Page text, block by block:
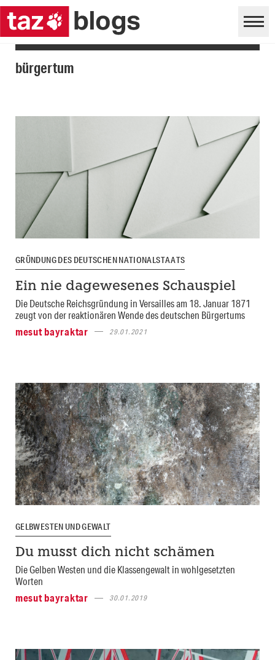
bürgertum
GRÜNDUNG DES DEUTSCHEN NATIONALSTAATS
Ein nie dagewesenes Schauspiel
Die Deutsche Reichsgründung in Versailles am 18. Januar 1871
zeugt von der reaktionären Wende des deutschen Bürgertums
mesut bayraktar
29.01.2021
GELBWESTEN UND GEWALT
Du musst dich nicht schämen
Die Gelben Westen und die Klassengewalt in wohlgesetzten
Worten
mesut bayraktar
30.01.2019